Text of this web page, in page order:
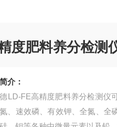
度肥料养分检测
介：
LD-FE高精度肥料养分检测仪
、速效磷、有效钾、全氮、全